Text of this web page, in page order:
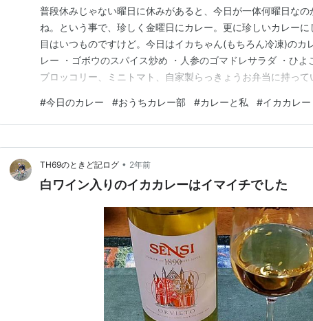
普段休みじゃない曜日に休みがあると、今日が一体何曜日な
ね。という事で、珍しく金曜日にカレー。更に珍しいカレー
目はいつものですけど。今日はイカちゃん(もちろん冷凍)のカ
レー ・ゴボウのスパイス炒め ・人参のゴマドレサラダ ・ひよ
ブロッコリー、ミニトマト、自家製らっきょうお弁当に持って
らです。(経験済み)タマリンドを使う、ちょいと酸味のあるカ
けど美味しかった！ランキング参加中カレー部
#今日のカレー #おうちカレー部 #カレーと私 #イカカレー
TH69のときど記ログ • 2年前
白ワイン入りのイカカレーはイマイチでした